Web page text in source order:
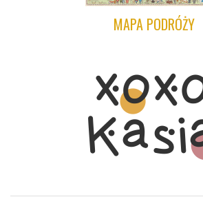
MAPA PODRÓŻY